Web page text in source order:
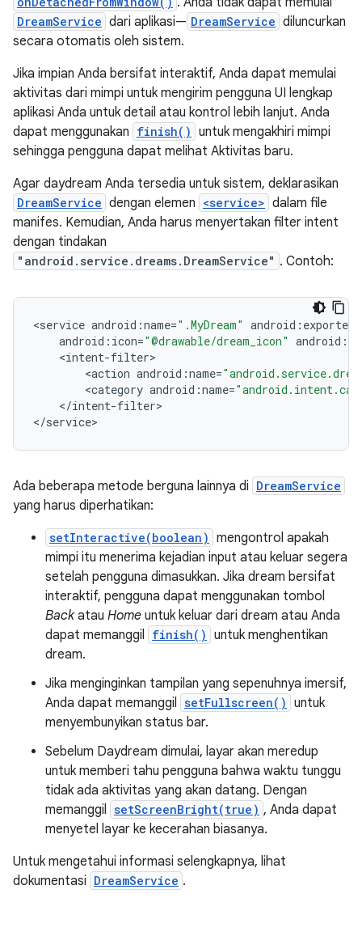
DreamService dari aplikasi— DreamService diluncurkan
secara otomatis oleh sistem.
Jika impian Anda bersifat interaktif, Anda dapat memulai
aktivitas dari mimpi untuk mengirim pengguna UI lengkap
aplikasi Anda untuk detail atau kontrol lebih lanjut. Anda
dapat menggunakan finish() untuk mengakhiri mimpi
sehingga pengguna dapat melihat Aktivitas baru.
Agar daydream Anda tersedia untuk sistem, deklarasikan
DreamService dengan elemen <service> dalam file
manifes. Kemudian, Anda harus menyertakan filter intent
dengan tindakan
"android.service.dreams.DreamService" . Contoh:
<service android :name=".MyDream" android : exported
android : icon="@drawable/dream_icon" android :
<intent-filter
<action android :name=
<category android :name=
</intent-filter>
</service>
Ada beberapa metode berguna lainnya di DreamService
yang harus diperhatikan:
setInteractive(boolean) mengontrol apakah
mimpi itu menerima kejadian input atau keluar segera
setelah pengguna dimasukkan. Jika dream bersifat
interaktif, pengguna dapat menggunakan tombol
Backatau Home untuk keluar dari dream atau Anda
dapat memanggil finish() untuk menghentikan
dream.
Jika menginginkan tampilan yang sepenuhnya imersif,
Anda dapat memanggil setFullscreen() untuk
menyembunyikan status bar.
Sebelum Daydream dimulai, layar akan meredup
untuk memberi tahu pengguna bahwa waktu tunggu
tidak ada aktivitas yang akan datang. Dengan
memanggil setScreenBright(true) , Anda dapat
menyetel layar ke kecerahan biasanya.
Untuk mengetahui informasi selengkapnya, lihat
dokumentasi DreamService .